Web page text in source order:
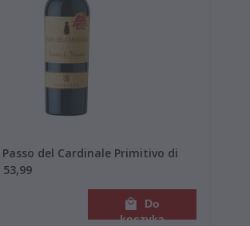
Passo del Cardinale Primitivo di
Do
koszyka